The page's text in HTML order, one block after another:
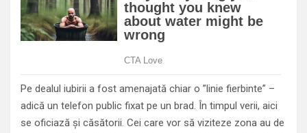
Pe dealul iubirii a fost amenajată chiar o ”linie fierbinte” –
adică un telefon public fixat pe un brad. În timpul verii, aici
se oficiază şi căsătorii. Cei care vor să viziteze zona au de